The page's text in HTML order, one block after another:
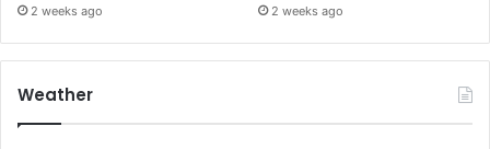
2 weeks ago 2 weeks ago
Weather